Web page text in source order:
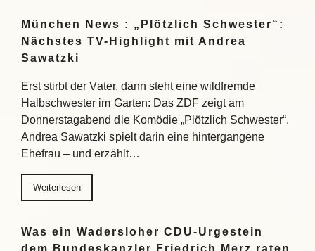
München News : „Plötzlich Schwester“:
Nächstes TV-Highlight mit Andrea
Sawatzki
Erst stirbt der Vater, dann steht eine wildfremde
Halbschwester im Garten: Das ZDF zeigt am
Donnerstagabend die Komödie „Plötzlich Schwester“.
Andrea Sawatzki spielt darin eine hintergangene
Ehefrau – und erzählt…
Weiterlesen
Was ein Wadersloher CDU-Urgestein
dem Bundeskanzler Friedrich Merz raten